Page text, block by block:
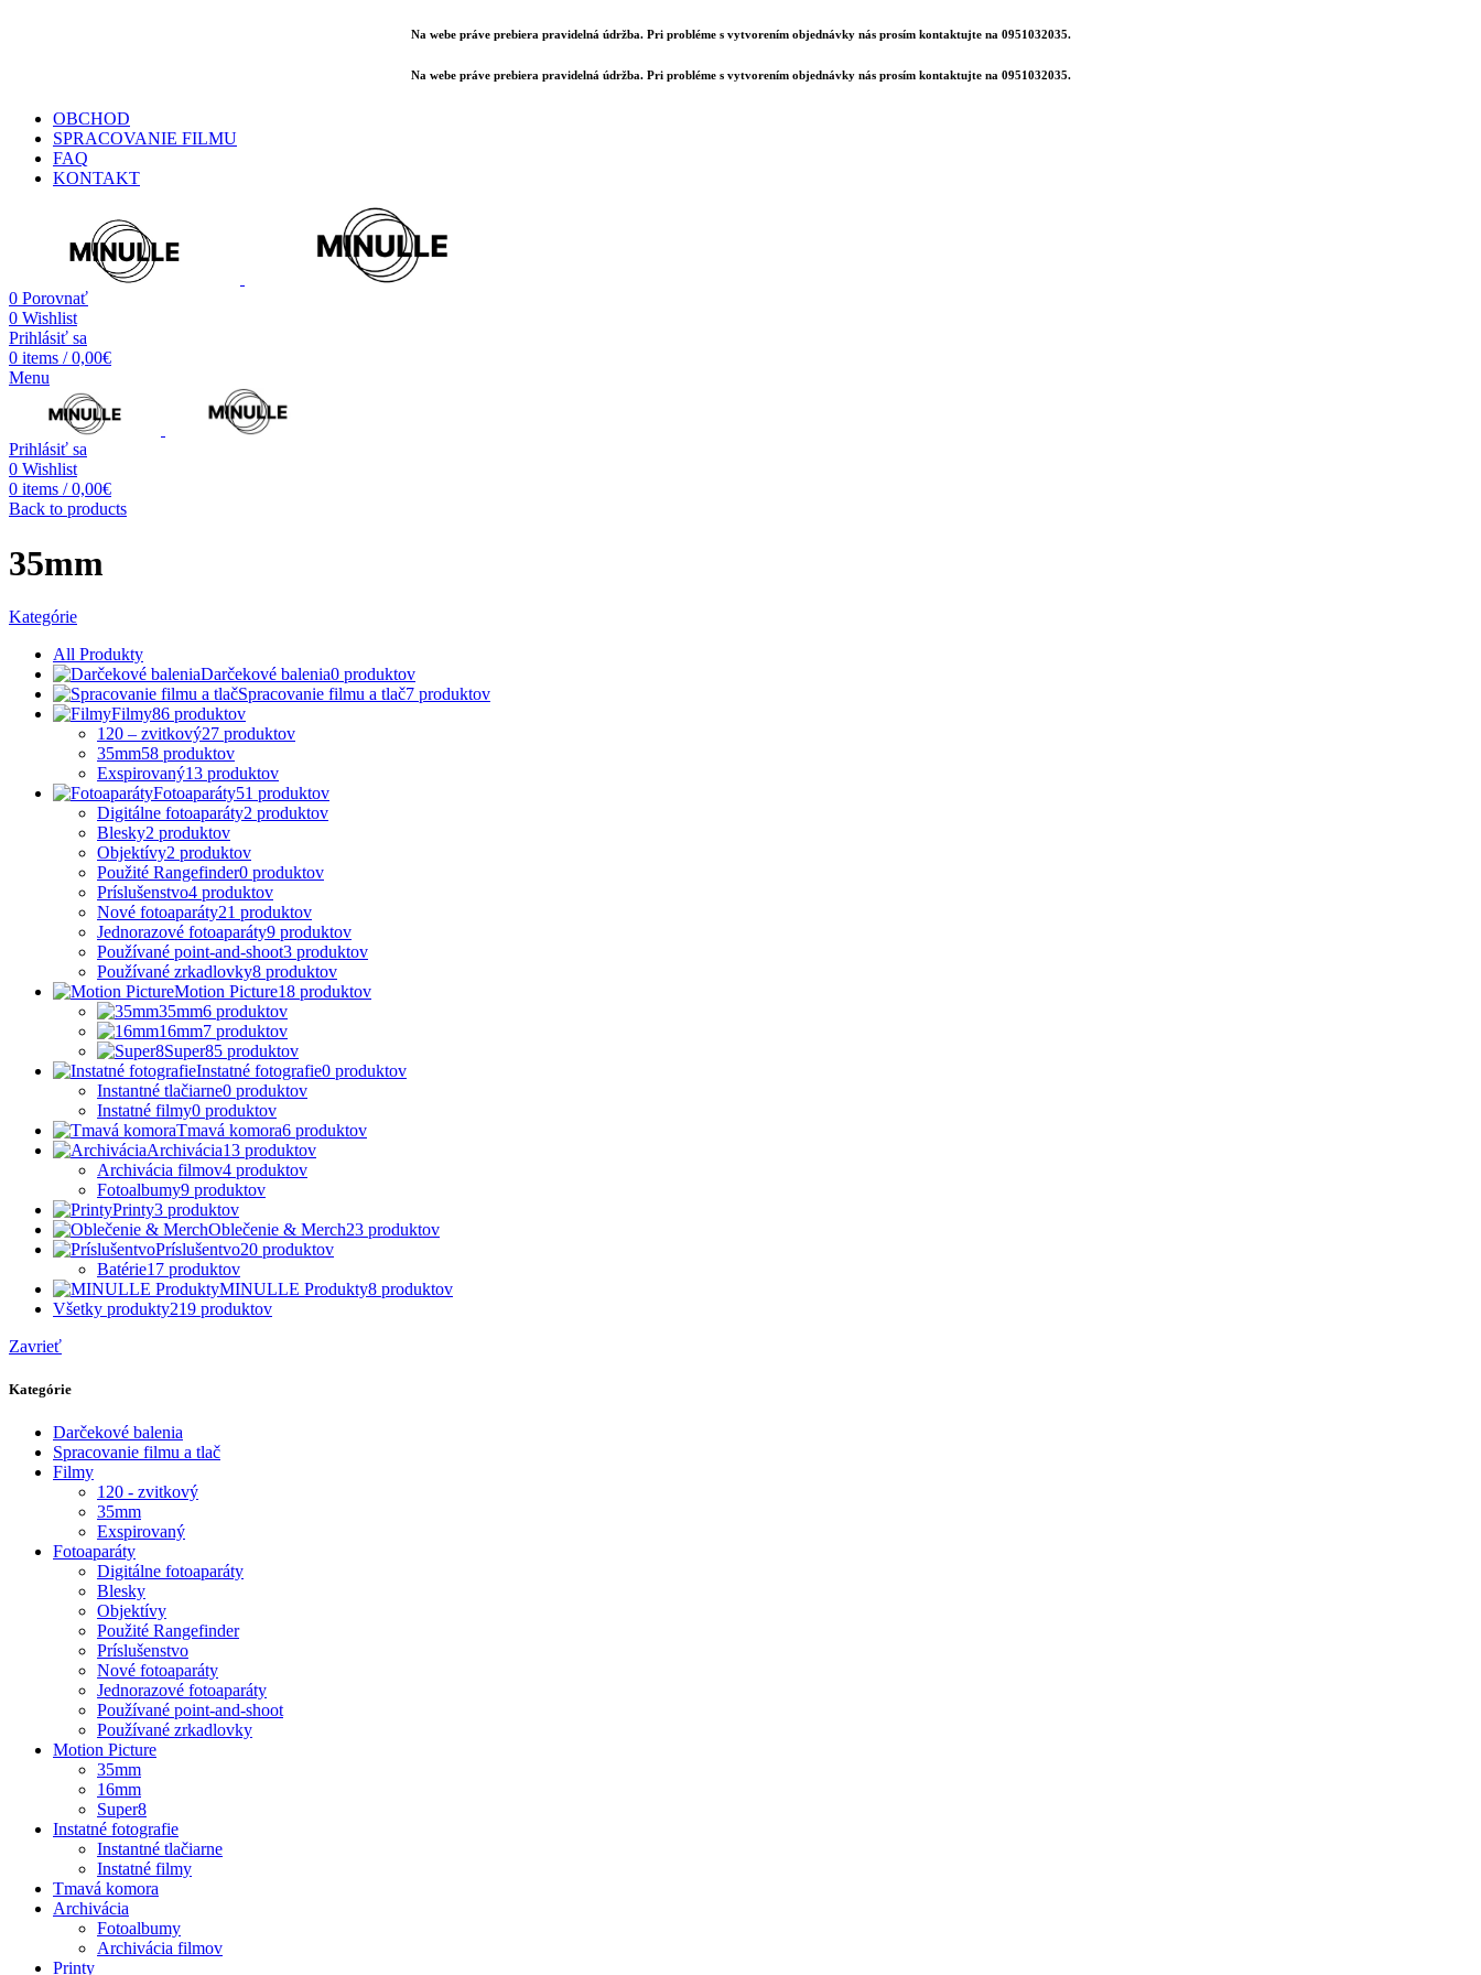
Na webe práve prebiera pravidelná údržba. Pri probléme s vytvorením objednávky nás prosím kontaktujte na 0951032035.
Na webe práve prebiera pravidelná údržba. Pri probléme s vytvorením objednávky nás prosím kontaktujte na 0951032035.
OBCHOD
SPRACOVANIE FILMU
FAQ
KONTAKT
0 Porovnať
0 Wishlist
Prihlásiť sa
0 items / 0,00€
Menu
Prihlásiť sa
0 Wishlist
0 items / 0,00€
Back to products
35mm
Kategórie
All Produkty
Darčekové balenia0 produktov
Spracovanie filmu a tlač7 produktov
Filmy86 produktov
120 – zvitkový27 produktov
35mm58 produktov
Exspirovaný13 produktov
Fotoaparáty51 produktov
Digitálne fotoaparáty2 produktov
Blesky2 produktov
Objektívy2 produktov
Použité Rangefinder0 produktov
Príslušenstvo4 produktov
Nové fotoaparáty21 produktov
Jednorazové fotoaparáty9 produktov
Používané point-and-shoot3 produktov
Používané zrkadlovky8 produktov
Motion Picture18 produktov
35mm6 produktov
16mm7 produktov
Super85 produktov
Instatné fotografie0 produktov
Instantné tlačiarne0 produktov
Instatné filmy0 produktov
Tmavá komora6 produktov
Archivácia13 produktov
Archivácia filmov4 produktov
Fotoalbumy9 produktov
Printy3 produktov
Oblečenie & Merch23 produktov
Príslušentvo20 produktov
Batérie17 produktov
MINULLE Produkty8 produktov
Všetky produkty219 produktov
Zavrieť
Kategórie
Darčekové balenia
Spracovanie filmu a tlač
Filmy
120 - zvitkový
35mm
Exspirovaný
Fotoaparáty
Digitálne fotoaparáty
Blesky
Objektívy
Použité Rangefinder
Príslušenstvo
Nové fotoaparáty
Jednorazové fotoaparáty
Používané point-and-shoot
Používané zrkadlovky
Motion Picture
35mm
16mm
Super8
Instatné fotografie
Instantné tlačiarne
Instatné filmy
Tmavá komora
Archivácia
Fotoalbumy
Archivácia filmov
Printy